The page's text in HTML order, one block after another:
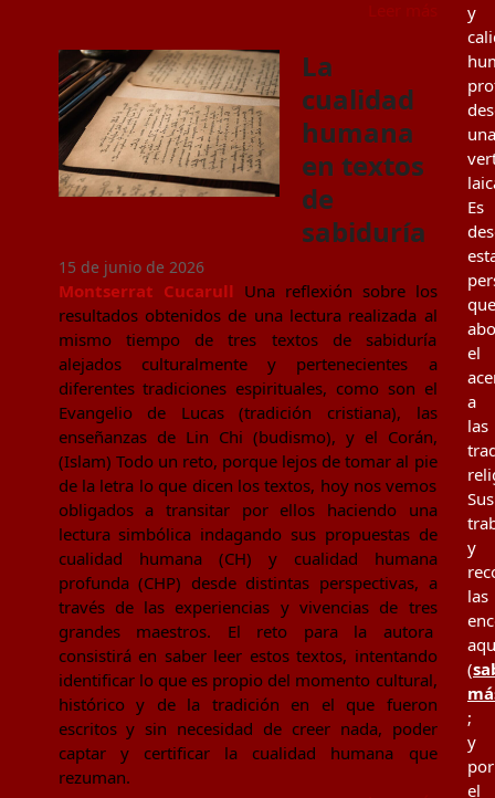
La
cualidad
humana
en textos
de
sabiduría
15 de junio de 2026
Montserrat Cucarull Una reflexión sobre los
resultados obtenidos de una lectura realizada al
mismo tiempo de tres textos de sabiduría
alejados culturalmente y pertenecientes a
diferentes tradiciones espirituales, como son el
Evangelio de Lucas (tradición cristiana), las
enseñanzas de Lin Chi (budismo), y el Corán,
(Islam) Todo un reto, porque lejos de tomar al pie
de la letra lo que dicen los textos, hoy nos vemos
obligados a transitar por ellos haciendo una
lectura simbólica indagando sus propuestas de
cualidad humana (CH) y cualidad humana
profunda (CHP) desde distintas perspectivas, a
través de las experiencias y vivencias de tres
grandes maestros. El reto para la autora
consistirá en saber leer estos textos, intentando
identificar lo que es propio del momento cultural,
histórico y de la tradición en el que fueron
escritos y sin necesidad de creer nada, poder
captar y certificar la cualidad humana que
rezuman.
y
una
Es
que
el
a
las
Sus
y
las
(
;
y
por
el